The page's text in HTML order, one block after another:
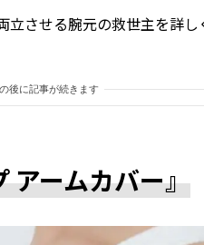
させる腕元の救世主を詳
後に記事が続きます
アームカバー』